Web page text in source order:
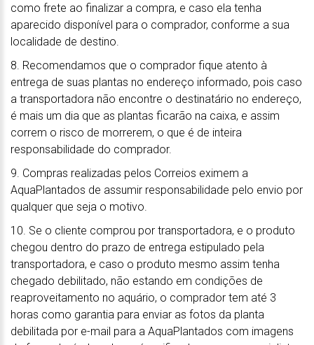
como frete ao finalizar a compra, e caso ela tenha
aparecido disponível para o comprador, conforme a sua
localidade de destino.
8. Recomendamos que o comprador fique atento à
entrega de suas plantas no endereço informado, pois caso
a transportadora não encontre o destinatário no endereço,
é mais um dia que as plantas ficarão na caixa, e assim
correm o risco de morrerem, o que é de inteira
responsabilidade do comprador.
9. Compras realizadas pelos Correios eximem a
AquaPlantados de assumir responsabilidade pelo envio por
qualquer que seja o motivo.
10. Se o cliente comprou por transportadora, e o produto
chegou dentro do prazo de entrega estipulado pela
transportadora, e caso o produto mesmo assim tenha
chegado debilitado, não estando em condições de
reaproveitamento no aquário, o comprador tem até 3
horas como garantia para enviar as fotos da planta
debilitada por e-mail para a AquaPlantados com imagens